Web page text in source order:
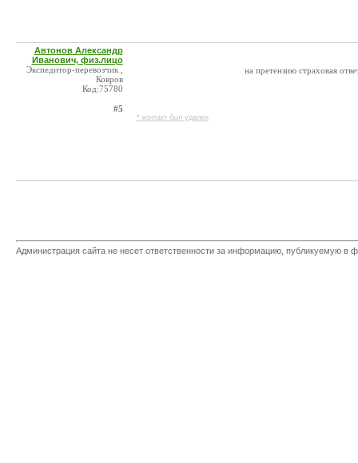
Автонов Александр
Иванович, физ.лицо
Экспедитор-перевозчик ,
Ковров
Код:75780
#5
* контакт был удален
на претензию страховая
Администрация сайта не несет ответственности за информацию, публикуемую